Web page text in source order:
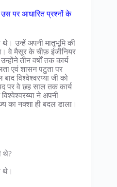
पर आधारित प्रश्नों के
थे। उन्हें अपनी मातृभूमि की
वे मैसूर के चीफ़ इंजीनियर
तीन वर्षों तक कार्य
एवं शासन पटुता पर
विश्वेश्वरय्या जी को
पर वे छह साल तक कार्य
ने अपनी
का नक्शा ही बदल डाला।
थे?
थे।